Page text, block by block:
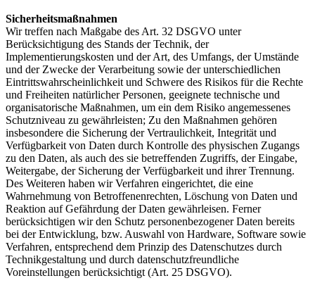
Sicherheitsmaßnahmen
Wir treffen nach Maßgabe des Art. 32 DSGVO unter
Berücksichtigung des Stands der Technik, der
Implementierungskosten und der Art, des Umfangs, der Umstände
und der Zwecke der Verarbeitung sowie der unterschiedlichen
Eintrittswahrscheinlichkeit und Schwere des Risikos für die Rechte
und Freiheiten natürlicher Personen, geeignete technische und
organisatorische Maßnahmen, um ein dem Risiko angemessenes
Schutzniveau zu gewährleisten; Zu den Maßnahmen gehören
insbesondere die Sicherung der Vertraulichkeit, Integrität und
Verfügbarkeit von Daten durch Kontrolle des physischen Zugangs
zu den Daten, als auch des sie betreffenden Zugriffs, der Eingabe,
Weitergabe, der Sicherung der Verfügbarkeit und ihrer Trennung.
Des Weiteren haben wir Verfahren eingerichtet, die eine
Wahrnehmung von Betroffenenrechten, Löschung von Daten und
Reaktion auf Gefährdung der Daten gewährleisen. Ferner
berücksichtigen wir den Schutz personenbezogener Daten bereits
bei der Entwicklung, bzw. Auswahl von Hardware, Software sowie
Verfahren, entsprechend dem Prinzip des Datenschutzes durch
Technikgestaltung und durch datenschutzfreundliche
Voreinstellungen berücksichtigt (Art. 25 DSGVO).